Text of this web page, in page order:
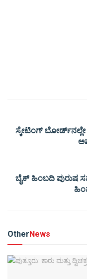
ಸ್ಕೇಟಿಂಗ್ ಬೋರ್ಡ್​ನಲ್ಲೇ
ಬೈಕ್ ಹಿಂಬದಿ ಪುರುಷ
OtherNews